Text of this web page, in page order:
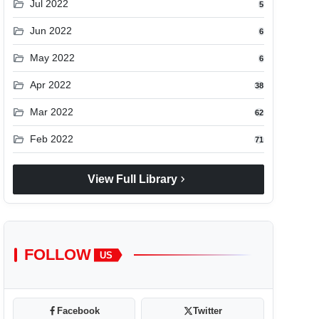
folder_open Jul 2022 5
folder_open Jun 2022 6
folder_open May 2022 6
folder_open Apr 2022 38
folder_open Mar 2022 62
folder_open Feb 2022 71
View Full Library chevron_right
FOLLOW US
Facebook Twitter